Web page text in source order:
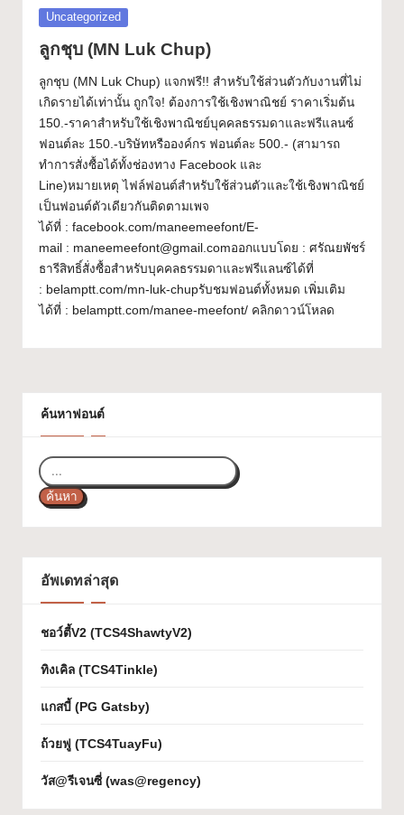
ว
ม
ฟ
อ
น
ต์
ส
ว
ย
ๆ
ใ
ช้
ไ
ด้
ทุ
ก
โ
ร
เจ
ก
ต์
W
h
at
-
Posted
Uncategorized
ลูกชุบ (MN Luk Chup)
ลูกชุบ (MN Luk Chup) แจกฟรี!! สำหรับใช้ส่วนตัวกับงานที่ไม่
เกิดรายได้เท่านั้น ถูกใจ! ต้องการใช้เชิงพาณิชย์ ราคาเริ่มต้น
150.-ราคาสำหรับใช้เชิงพาณิชย์บุคคลธรรมดาและฟรีแลนซ์
ฟอนต์ละ 150.-บริษัทหรือองค์กร ฟอนต์ละ 500.- (สามารถ
ทำการสั่งซื้อได้ทั้งช่องทาง Facebook และ
Line)หมายเหตุ ไฟล์ฟอนต์สำหรับใช้ส่วนตัวและใช้เชิงพาณิชย์
เป็นฟอนต์ตัวเดียวกันติดตามเพจ
ได้ที่ : facebook.com/maneemeefont/E-
mail : maneemeefont@gmail.comออกแบบโดย : ศรัณยพัชร์
ธารีสิทธิ์สั่งซื้อสำหรับบุคคลธรรมดาและฟรีแลนซ์ได้ที่
: belamptt.com/mn-luk-chupรับชมฟอนต์ทั้งหมด เพิ่มเติม
ได้ที่ : belamptt.com/manee-meefont/ คลิกดาวน์โหลด
ค้นหาฟอนต์
ค้นหา
อัพเดทล่าสุด
ชอว์ตี้V2 (TCS4ShawtyV2)
ทิงเคิล (TCS4Tinkle)
แกสบี้ (PG Gatsby)
ถ้วยฟู (TCS4TuayFu)
วัส@รีเจนซี่ (was@regency)